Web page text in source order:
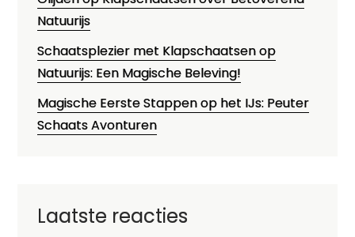
Natuurijs
Schaatsplezier met Klapschaatsen op
Natuurijs: Een Magische Beleving!
Magische Eerste Stappen op het IJs: Peuter
Schaats Avonturen
Laatste reacties